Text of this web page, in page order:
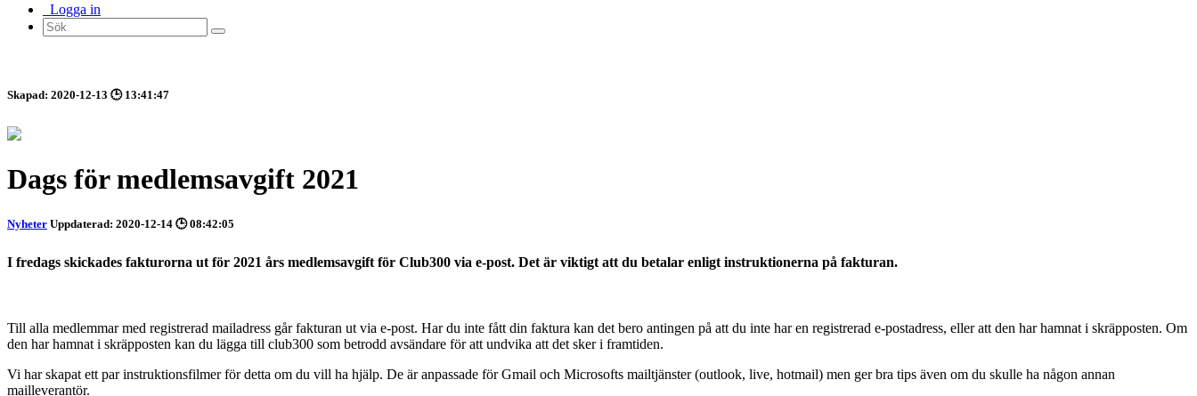
Logga in
Skapad: 2020-12-13 🕒 13:41:47
Dags för medlemsavgift 2021
Nyheter Uppdaterad: 2020-12-14 🕒 08:42:05
I fredags skickades fakturorna ut för 2021 års medlemsavgift för Club300 via e-post. Det är viktigt att du betalar enligt instruktionerna på fakturan.
Till alla medlemmar med registrerad mailadress går fakturan ut via e-post. Har du inte fått din faktura kan det bero antingen på att du inte har en registrerad e-postadress, eller att den har hamnat i skräpposten. Om
den har hamnat i skräpposten kan du lägga till club300 som betrodd avsändare för att undvika att det sker i framtiden.
Vi har skapat ett par instruktionsfilmer för detta om du vill ha hjälp. De är anpassade för Gmail och Microsofts mailtjänster (outlook, live, hotmail) men ger bra tips även om du skulle ha någon annan
mailleverantör.